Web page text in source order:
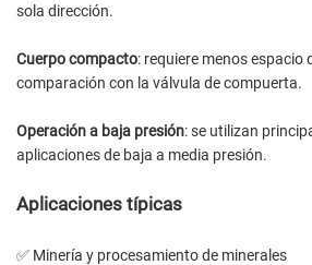
sola dirección.
Cuerpo compacto: requiere menos espacio
comparación con la válvula de compuerta.
Operación a baja presión: se utilizan
aplicaciones de baja a media presión.
Aplicaciones típicas
✅ Minería y procesamiento de minerales